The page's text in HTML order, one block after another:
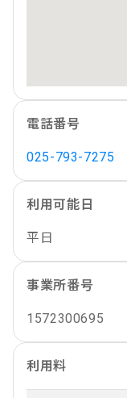
電話番号
025-793-7275
利用可能日
平日
事業所番号
1572300695
利用料